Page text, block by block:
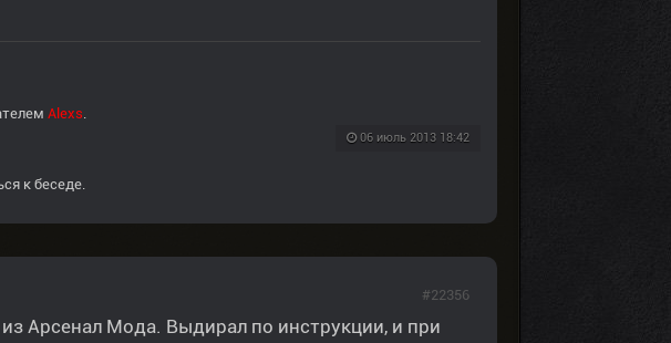
Alexs
06 июль 2013 18:42
к беседе.
Арсенал Мода. Выдирал по инструкции, и при
#22356